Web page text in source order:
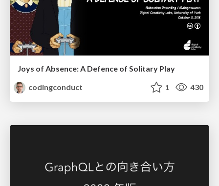
Joys of Absence: A Defence of Solitary Play
codingconduct
1 430